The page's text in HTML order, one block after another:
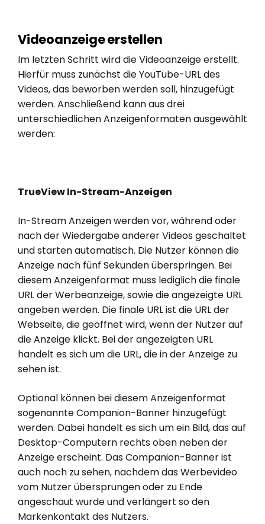
Videoanzeige erstellen
Im letzten Schritt wird die Videoanzeige erstellt.
Hierfür muss zunächst die YouTube-URL des
Videos, das beworben werden soll, hinzugefügt
werden. Anschließend kann aus drei
unterschiedlichen Anzeigenformaten ausgewählt
werden:
TrueView In-Stream-Anzeigen
In-Stream Anzeigen werden vor, während oder
nach der Wiedergabe anderer Videos geschaltet
und starten automatisch. Die Nutzer können die
Anzeige nach fünf Sekunden überspringen. Bei
diesem Anzeigenformat muss lediglich die finale
URL der Werbeanzeige, sowie die angezeigte URL
angeben werden. Die finale URL ist die URL der
Webseite, die geöffnet wird, wenn der Nutzer auf
die Anzeige klickt. Bei der angezeigten URL
handelt es sich um die URL, die in der Anzeige zu
sehen ist.
Optional können bei diesem Anzeigenformat
sogenannte Companion-Banner hinzugefügt
werden. Dabei handelt es sich um ein Bild, das auf
Desktop-Computern rechts oben neben der
Anzeige erscheint. Das Companion-Banner ist
auch noch zu sehen, nachdem das Werbevideo
vom Nutzer übersprungen oder zu Ende
angeschaut wurde und verlängert so den
Markenkontakt des Nutzers.